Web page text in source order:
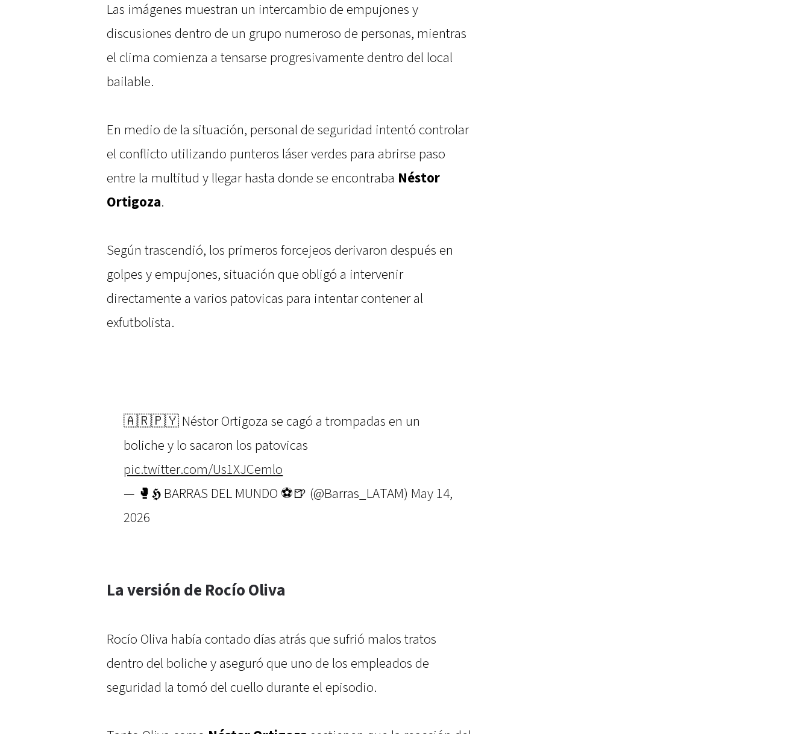
Las imágenes muestran un intercambio de empujones y
discusiones dentro de un grupo numeroso de personas, mientras
el clima comienza a tensarse progresivamente dentro del local
bailable.
En medio de la situación, personal de seguridad intentó controlar
el conflicto utilizando punteros láser verdes para abrirse paso
entre la multitud y llegar hasta donde se encontraba Néstor
Ortigoza.
Según trascendió, los primeros forcejeos derivaron después en
golpes y empujones, situación que obligó a intervenir
directamente a varios patovicas para intentar contener al
exfutbolista.
🇦🇷🇵🇾 Néstor Ortigoza se cagó a trompadas en un
boliche y lo sacaron los patovicas
pic.twitter.com/Us1XJCemlo
— 🥊𝕳 BARRAS DEL MUNDO ⚽🍺 (@Barras_LATAM) May 14,
2026
La versión de Rocío Oliva
Rocío Oliva había contado días atrás que sufrió malos tratos
dentro del boliche y aseguró que uno de los empleados de
seguridad la tomó del cuello durante el episodio.